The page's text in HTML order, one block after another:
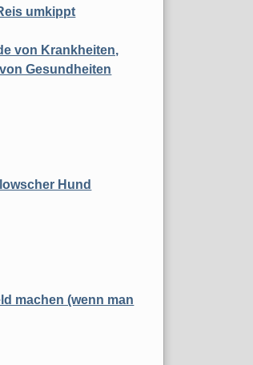
umkippt
von Krankheiten,
Gesundheiten
Hund
machen (wenn man